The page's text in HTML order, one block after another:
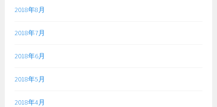
2018年8月
2018年7月
2018年6月
2018年5月
2018年4月